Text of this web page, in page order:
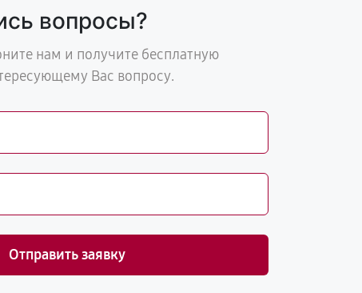
вопросы?
нам и получите бесплатную
Вас вопросу.
Отправить заявку